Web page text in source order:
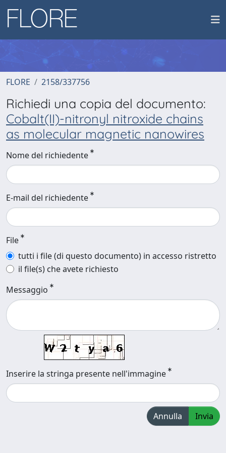
FLORE 2158/337756
Richiedi una copia del documento:
Cobalt(II)-nitronyl nitroxide chains
as molecular magnetic nanowires
Nome del richiedente
E-mail del richiedente
File
tutti i file (di questo documento) in accesso ristretto
il file(s) che avete richiesto
Messaggio
Inserire la stringa presente nell'immagine
Annulla Invia